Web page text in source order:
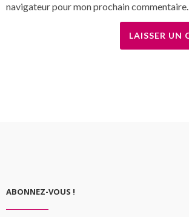
navigateur pour mon prochain commentaire.
ABONNEZ-VOUS !